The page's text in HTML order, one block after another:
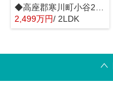
2,499万円/ 2LDK